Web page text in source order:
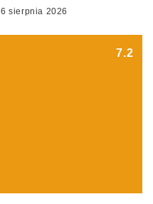
6 sierpnia 2026
7.2